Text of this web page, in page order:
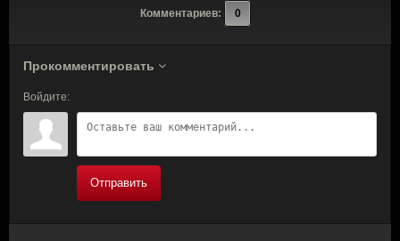
Комментариев: 0
Прокомментировать
Войдите:
Отправить